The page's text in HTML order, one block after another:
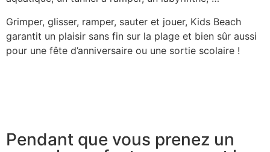
Pendant que vous prenez un
Grimper, glisser, ramper, sauter et jouer, Kids Beach
garantit un plaisir sans fin sur la plage et bien sûr aussi
pour une fête d’anniversaire ou une sortie scolaire !